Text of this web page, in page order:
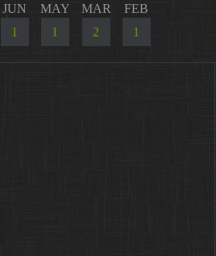
JUN
1
MAY
1
MAR
2
FEB
1